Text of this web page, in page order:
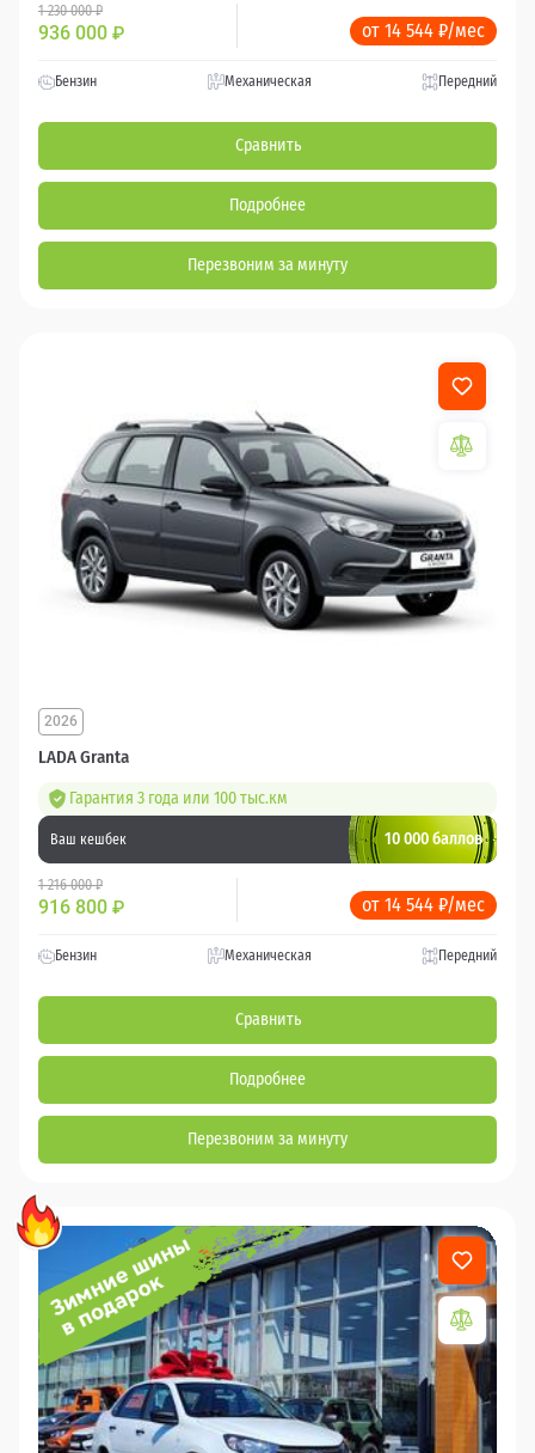
1 230 000 ₽
936 000 ₽ от 14 544 ₽/мес
Бензин Механическая Передний
Сравнить
Подробнее
Перезвоним за минуту
LADA Granta
2026
Гарантия 3 года или 100 тыс.км
Ваш кешбек 10 000 баллов
1 216 000 ₽
916 800 ₽ от 14 544 ₽/мес
Бензин Механическая Передний
Сравнить
Подробнее
Перезвоним за минуту